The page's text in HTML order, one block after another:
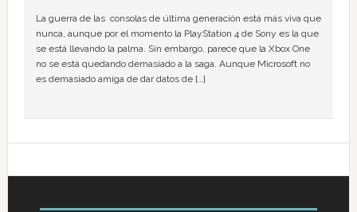
La guerra de las consolas de última generación está más viva que
nunca, aunque por el momento la PlayStation 4 de Sony es la que
se está llevando la palma. Sin embargo, parece que la Xbox One
no se está quedando demasiado a la saga. Aunque Microsoft no
es demasiado amiga de dar datos de […]